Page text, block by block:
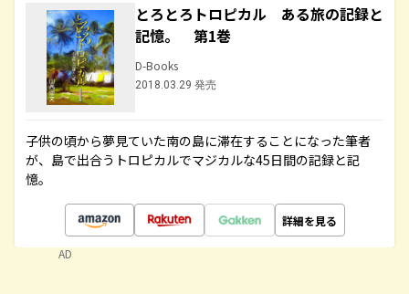
とろとろトロピカル ある旅の記録と
記憶。 第1巻
D-Books
2018.03.29 発売
子供の頃から夢見ていた南の島に滞在することになった筆者
が、島で出合うトロピカルでマジカルな45日間の記録と記
憶。
詳細を見る
AD